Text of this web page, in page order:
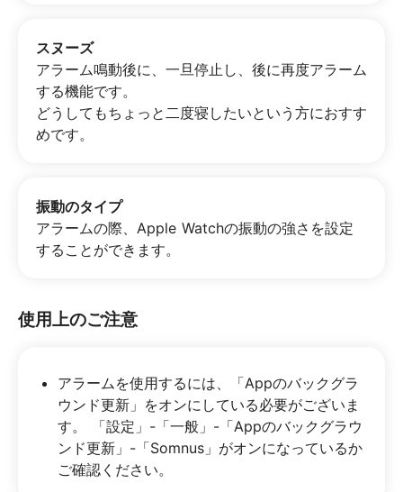
スヌーズ
アラーム鳴動後に、一旦停止し、後に再度アラーム
する機能です。
どうしてもちょっと二度寝したいという方におすす
めです。
振動のタイプ
アラームの際、Apple Watchの振動の強さを設定
することができます。
使用上のご注意
アラームを使用するには、「Appのバックグラ
ウンド更新」をオンにしている必要がございま
す。 「設定」-「一般」-「Appのバックグラウ
ンド更新」-「Somnus」がオンになっているか
ご確認ください。